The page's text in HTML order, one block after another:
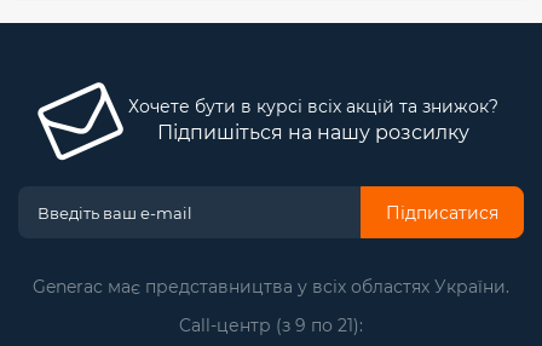
Хочете бути в курсі всіх акцій та знижок?
Підпишіться на нашу розсилку
Підписатися
Generac має представництва у всіх областях України.
Call-центр (з 9 по 21):